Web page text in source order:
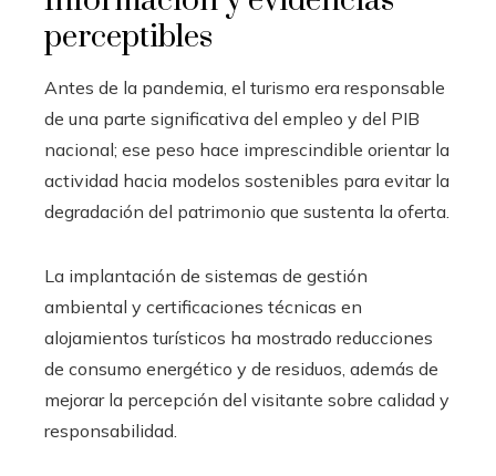
perceptibles
Antes de la pandemia, el turismo era responsable
de una parte significativa del empleo y del PIB
nacional; ese peso hace imprescindible orientar la
actividad hacia modelos sostenibles para evitar la
degradación del patrimonio que sustenta la oferta.
La implantación de sistemas de gestión
ambiental y certificaciones técnicas en
alojamientos turísticos ha mostrado reducciones
de consumo energético y de residuos, además de
mejorar la percepción del visitante sobre calidad y
responsabilidad.